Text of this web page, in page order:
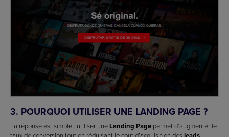
3. POURQUOI UTILISER UNE LANDING PAGE ?
La réponse est simple : utiliser une Landing Page permet d’augmenter le